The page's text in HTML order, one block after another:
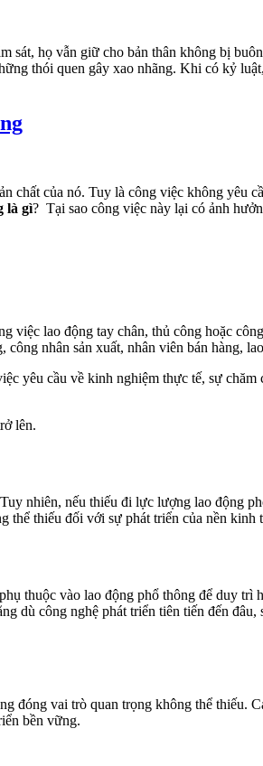
họ vẫn giữ cho bản thân không bị
thói quen gây xao nhãng. Khi có kỷ
của nó. Tuy là công việc không yêu
là gì? Tại sao công việc này lại có ảnh
lao động tay chân, thủ công hoặc
nhân sản xuất, nhân viên bán hàng,
yêu cầu về kinh nghiệm thực tế, sự
lên.
nhiên, nếu thiếu đi lực lượng lao động
thể thiếu đối với sự phát triển của nền kinh
thuộc vào lao động phổ thông để duy trì
công nghệ phát triển tiên tiến đến
đóng vai trò quan trọng không thể thiếu.
bền vững.